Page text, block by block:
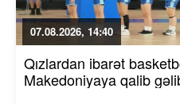
07.08.2026, 14:40
Qızlardan ibarət
Makedoniyaya qalib